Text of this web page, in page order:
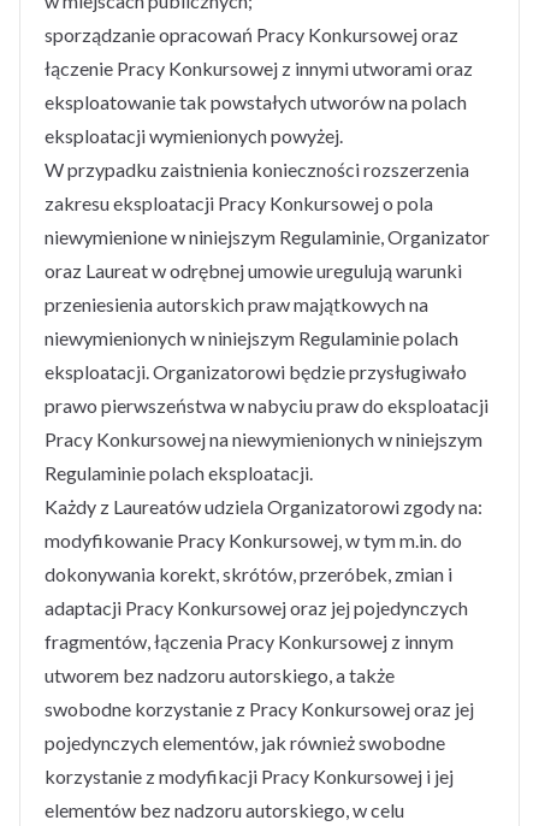
sporządzanie opracowań Pracy Konkursowej oraz
łączenie Pracy Konkursowej z innymi utworami oraz
eksploatowanie tak powstałych utworów na polach
eksploatacji wymienionych powyżej.
W przypadku zaistnienia konieczności rozszerzenia
zakresu eksploatacji Pracy Konkursowej o pola
niewymienione w niniejszym Regulaminie, Organizator
oraz Laureat w odrębnej umowie uregulują warunki
przeniesienia autorskich praw majątkowych na
niewymienionych w niniejszym Regulaminie polach
eksploatacji. Organizatorowi będzie przysługiwało
prawo pierwszeństwa w nabyciu praw do eksploatacji
Pracy Konkursowej na niewymienionych w niniejszym
Regulaminie polach eksploatacji.
Każdy z Laureatów udziela Organizatorowi zgody na:
modyfikowanie Pracy Konkursowej, w tym m.in. do
dokonywania korekt, skrótów, przeróbek, zmian i
adaptacji Pracy Konkursowej oraz jej pojedynczych
fragmentów, łączenia Pracy Konkursowej z innym
utworem bez nadzoru autorskiego, a także
swobodne korzystanie z Pracy Konkursowej oraz jej
pojedynczych elementów, jak również swobodne
korzystanie z modyfikacji Pracy Konkursowej i jej
elementów bez nadzoru autorskiego, w celu